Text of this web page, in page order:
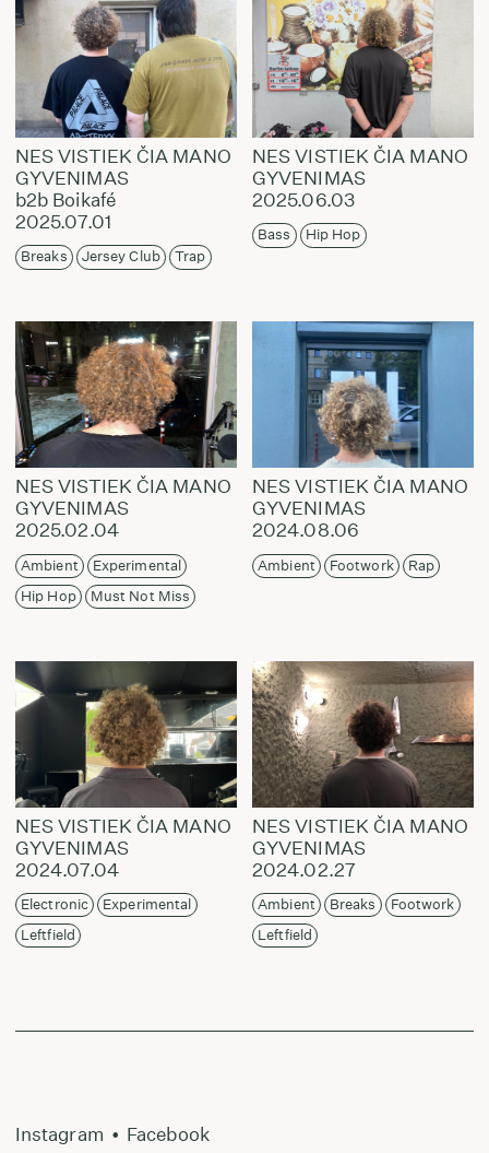
NES VISTIEK ČIA MANO
GYVENIMAS
b2b Boikafé
2025.07.01
Breaks Jersey Club Trap
NES VISTIEK ČIA MANO
GYVENIMAS
2025.06.03
Bass Hip Hop
NES VISTIEK ČIA MANO
GYVENIMAS
2025.02.04
Ambient
Experimental
Hip Hop
Must Not Miss
NES VISTIEK ČIA MANO
GYVENIMAS
2024.08.06
Ambient Footwork Rap
NES VISTIEK ČIA MANO
GYVENIMAS
2024.07.04
Electronic
Experimental
Leftfield
NES VISTIEK ČIA MANO
GYVENIMAS
2024.02.27
Ambient Breaks
Footwork
Leftfield
Instagram • Facebook